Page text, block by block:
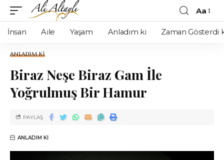
Aa
İnsan Aile Yaşam Anladım ki Zaman Gösterdi
ANLADIM KI
Biraz Neşe Biraz Gam İle
Yoğrulmuş Bir Hamur
ANLADIM KI
PAYLAŞ